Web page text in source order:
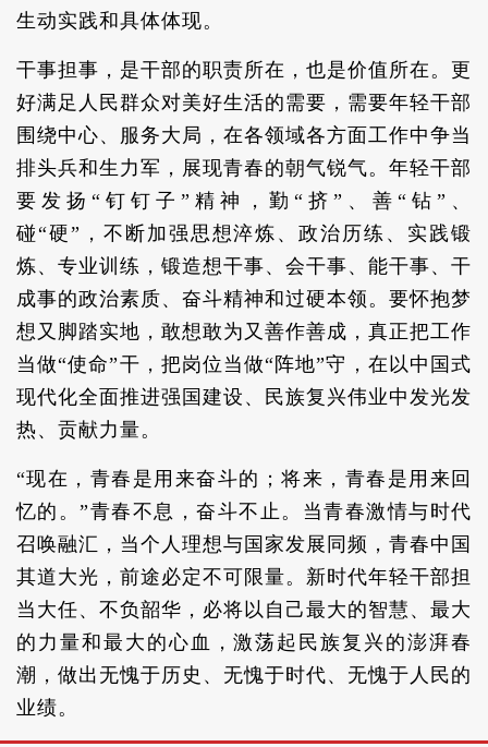
生动实践和具体体现。
干事担事，是干部的职责所在，也是价值所在。更
好满足人民群众对美好生活的需要，需要年轻干部
围绕中心、服务大局，在各领域各方面工作中争当
排头兵和生力军，展现青春的朝气锐气。年轻干部
要发扬“钉钉子”精神，勤“挤”、善“钻”、
碰“硬”，不断加强思想淬炼、政治历练、实践锻
炼、专业训练，锻造想干事、会干事、能干事、干
成事的政治素质、奋斗精神和过硬本领。要怀抱梦
想又脚踏实地，敢想敢为又善作善成，真正把工作
当做“使命”干，把岗位当做“阵地”守，在以中国式
现代化全面推进强国建设、民族复兴伟业中发光发
热、贡献力量。
“现在，青春是用来奋斗的；将来，青春是用来回
忆的。”青春不息，奋斗不止。当青春激情与时代
召唤融汇，当个人理想与国家发展同频，青春中国
其道大光，前途必定不可限量。新时代年轻干部担
当大任、不负韶华，必将以自己最大的智慧、最大
的力量和最大的心血，激荡起民族复兴的澎湃春
潮，做出无愧于历史、无愧于时代、无愧于人民的
业绩。